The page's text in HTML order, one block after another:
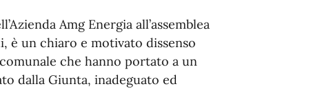
Amg Energia all’assemblea
è un chiaro e motivato dissenso
che hanno portato a un
dalla Giunta, inadeguato ed